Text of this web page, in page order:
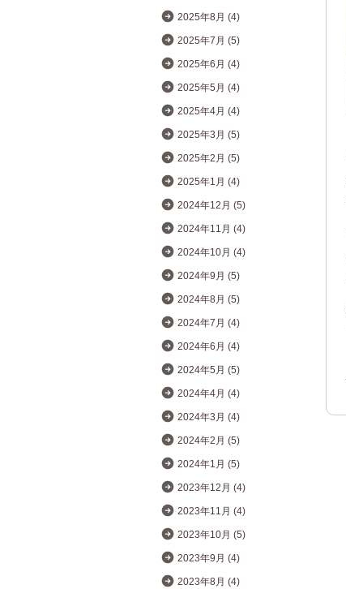
2025年8月 (4)
2025年7月 (5)
2025年6月 (4)
2025年5月 (4)
2025年4月 (4)
2025年3月 (5)
2025年2月 (5)
2025年1月 (4)
2024年12月 (5)
2024年11月 (4)
2024年10月 (4)
2024年9月 (5)
2024年8月 (5)
2024年7月 (4)
2024年6月 (4)
2024年5月 (5)
2024年4月 (4)
2024年3月 (4)
2024年2月 (5)
2024年1月 (5)
2023年12月 (4)
2023年11月 (4)
2023年10月 (5)
2023年9月 (4)
2023年8月 (4)